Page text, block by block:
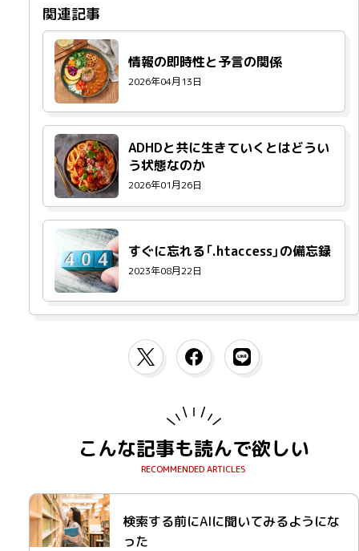
情報の即時性と予言の関係
2026年04月13日
ADHDと共に生きていくとはどうい
う状態なのか
2026年01月26日
すぐに忘れる「.htaccess」の備忘録
2023年08月22日
こんな記事も読んで欲しい
検索する前にAIに聞いてみるようにな
った